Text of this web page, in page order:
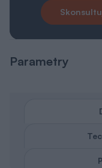
Parametry